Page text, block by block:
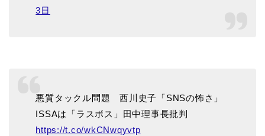
3日
悪質タックル問題 西川史子「SNSの怖さ」
ISSAは「ラスボス」田中理事長批判
https://t.co/wkCNwqyvtp